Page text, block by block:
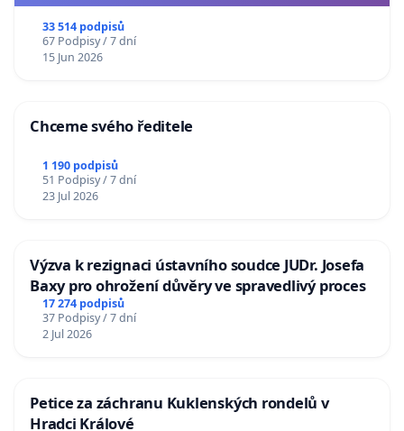
33 514 podpisů
67 Podpisy / 7 dní
15 Jun 2026
Chceme svého ředitele
1 190 podpisů
51 Podpisy / 7 dní
23 Jul 2026
Výzva k rezignaci ústavního soudce JUDr. Josefa
Baxy pro ohrožení důvěry ve spravedlivý proces
17 274 podpisů
37 Podpisy / 7 dní
2 Jul 2026
Petice za záchranu Kuklenských rondelů v
Hradci Králové